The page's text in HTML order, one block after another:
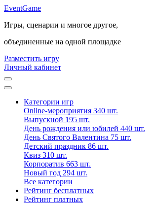
EventGame
Игры, сценарии и многое другое,
объединенные на одной площадке
Разместить игру
Личный кабинет
Категории игр
Online-мероприятия 340 шт.
Выпускной 195 шт.
День рождения или юбилей 440 шт.
День Святого Валентина 75 шт.
Детский праздник 86 шт.
Квиз 310 шт.
Корпоратив 663 шт.
Новый год 294 шт.
Все категории
Рейтинг бесплатных
Рейтинг платных